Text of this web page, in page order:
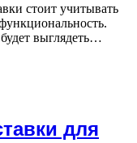
стоит учитывать
выглядеть…
для